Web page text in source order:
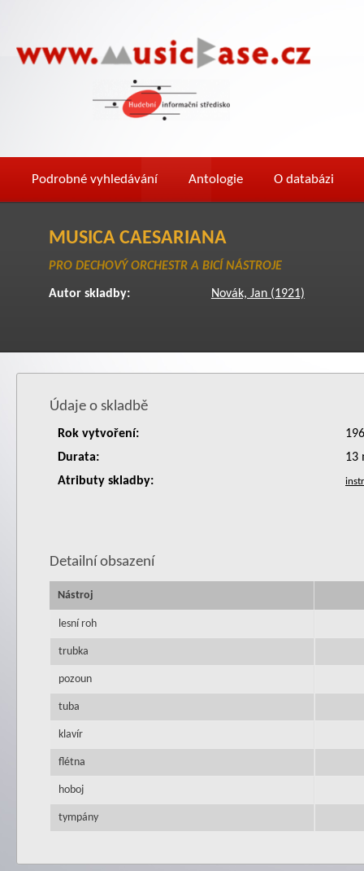
Podrobné vyhledávání Antologie O databázi
MUSICA CAESARIANA
PRO DECHOVÝ ORCHESTR A BICÍ NÁSTROJE
Autor skladby: Novák, Jan (1921)
Údaje o skladbě
Rok vytvoření:
Durata:
13
Atributy skladby:
Detailní obsazení
Nástroj
lesní roh
trubka
pozoun
tuba
klavír
flétna
hoboj
tympány